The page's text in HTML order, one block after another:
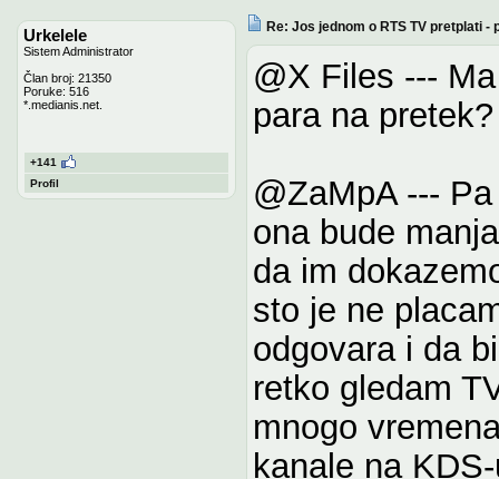
Urkelele
Sistem Administrator
Član broj: 21350
Poruke: 516
*.medianis.net.
+141
Profil
Re: Jos jednom o RTS TV pretplati -
@X Files ---
para na
@ZaMpA ---
ona bude
da im
sto je ne
odgovara i da
retko gledam
mnogo
kanale na